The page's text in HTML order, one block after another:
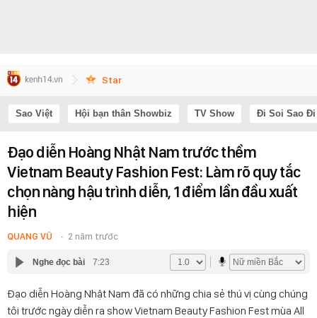
Star
Sao Việt Hội bạn thân Showbiz TV Show Đi Soi Sao Đi
Đạo diễn Hoàng Nhật Nam trước thềm
Vietnam Beauty Fashion Fest: Làm rõ quy tắc
chọn nàng hậu trình diễn, 1 điểm lần đầu xuất
hiện
QUANG VŨ 2 năm trước
Nghe đọc bài 7:23
Đạo diễn Hoàng Nhật Nam đã có những chia sẻ thú vị cùng chúng
tôi trước ngày diễn ra show Vietnam Beauty Fashion Fest mùa All